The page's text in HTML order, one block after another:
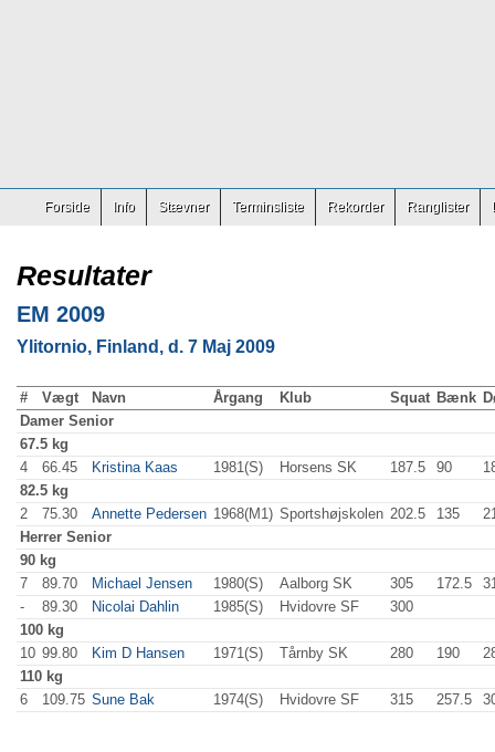
Forside Info Stævner Terminsliste Rekorder Ranglister
Resultater
EM 2009
Ylitornio, Finland, d. 7 Maj 2009
# Vægt Navn Årgang Klub Squat Bænk
Damer Senior
67.5 kg
4
66.45 Kristina Kaas 1981(S) Horsens SK 187.5 90
82.5 kg
2
75.30 Annette Pedersen 1968(M1) Sportshøjskolen 202.5 135
Herrer Senior
90 kg
7
89.70 Michael Jensen 1980(S) Aalborg SK 305 172.5
-
89.30 Nicolai Dahlin 1985(S) Hvidovre SF 300
100 kg
10 99.80 Kim D Hansen 1971(S) Tårnby SK 280 190
110 kg
6
109.75 Sune Bak 1974(S) Hvidovre SF 315 257.5